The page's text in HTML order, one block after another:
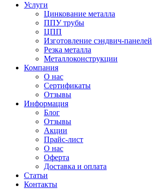
Услуги
Цинкование металла
ППУ трубы
ЦПП
Изготовление сэндвич-панелей
Резка металла
Металлоконструкции
Компания
О нас
Сертификаты
Отзывы
Информация
Блог
Отзывы
Акции
Прайс-лист
О нас
Оферта
Доставка и оплата
Статьи
Контакты